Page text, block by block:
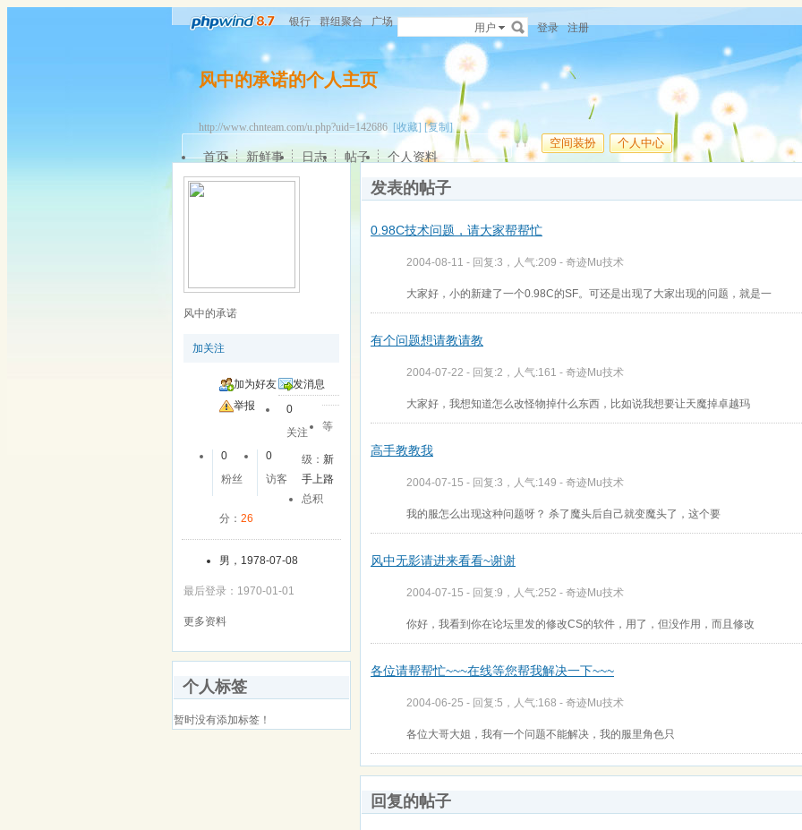
银行 群组聚合 广场 用户 登录 注册
风中的承诺的个人主页
http://www.chnteam.com/u.php?uid=142686 [收藏] [复制]
空间装扮 个人中心
首页 新鲜事 日志 帖子 个人资料
风中的承诺
加关注
加为好友
发消息
举报
0
关注
0
粉丝
0
访客
等
级：新
手上路
总积
分： 26
男，1978-07-08
最后登录：1970-01-01
更多资料
个人标签
暂时没有添加标签！
发表的帖子
0.98C技术问题，请大家帮帮忙
2004-08-11 - 回复:3，人气:209 - 奇迹Mu技术
大家好，小的新建了一个0.98C的SF。可还是出现了大家出现的问题，就是一
有个问题想请教请教
2004-07-22 - 回复:2，人气:161 - 奇迹Mu技术
大家好，我想知道怎么改怪物掉什么东西，比如说我想要让天魔掉卓越玛
高手教教我
2004-07-15 - 回复:3，人气:149 - 奇迹Mu技术
我的服怎么出现这种问题呀？ 杀了魔头后自己就变魔头了，这个要
风中无影请进来看看~谢谢
2004-07-15 - 回复:9，人气:252 - 奇迹Mu技术
你好，我看到你在论坛里发的修改CS的软件，用了，但没作用，而且修改
各位请帮帮忙~~~在线等您帮我解决一下~~~
2004-06-25 - 回复:5，人气:168 - 奇迹Mu技术
各位大哥大姐，我有一个问题不能解决，我的服里角色只
回复的帖子